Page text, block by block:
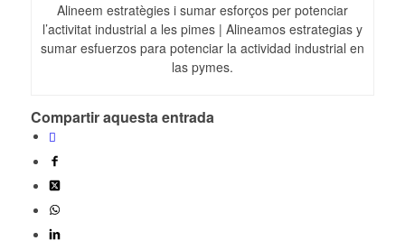
Alineem estratègies i sumar esforços per potenciar
l’activitat industrial a les pimes | Alineamos estrategias y
sumar esfuerzos para potenciar la actividad industrial en
las pymes.
Compartir aquesta entrada